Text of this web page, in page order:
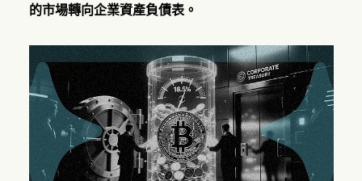
的市場轉向企業資產負債表。